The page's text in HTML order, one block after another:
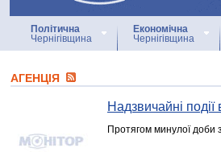
Політична
Чернігівщина
Економічна
Чернігівщина
АГЕНЦIЯ
Надзвичайні
Протягом минулої доби